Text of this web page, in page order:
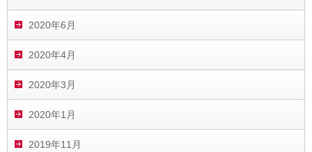
2020年6月
2020年4月
2020年3月
2020年1月
2019年11月